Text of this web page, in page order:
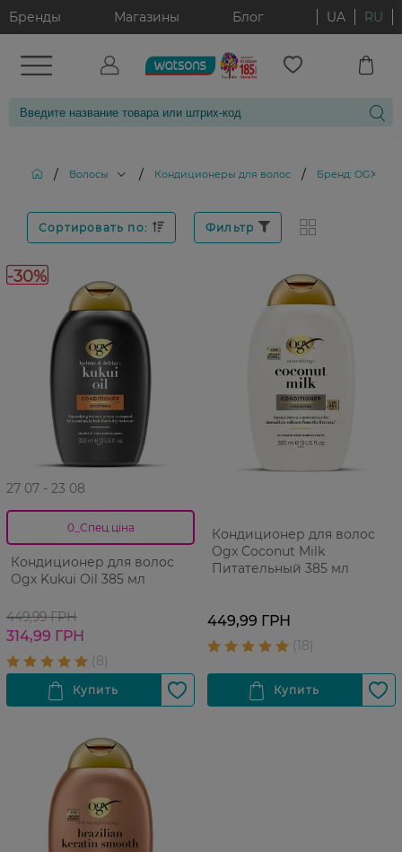
Бренды Магазины Блог UA RU
/ Волосы / Кондиционеры для волос / Бренд: OGX
Сортировать по: Фильтр
-30%
27 07 - 23 08
0_Спец.ціна
Кондиционер для волос
Ogx Kukui Oil 385 мл
449,99 ГРН
314,99 ГРН
Кондиционер для волос
Ogx Coconut Milk
Питательный 385 мл
449,99 ГРН